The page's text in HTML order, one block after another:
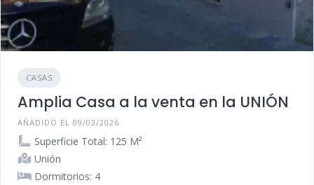
CASAS
Amplia Casa a la venta en la UNIÓN
AÑADIDO EL 09/03/2026
Superficie Total: 125 M²
Unión
Dormitorios: 4